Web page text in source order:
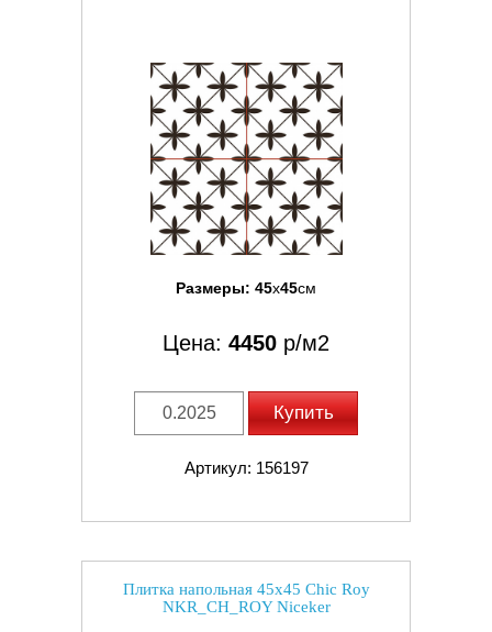
Размеры: 45x45см
Цена: 4450 р/м2
Купить
Артикул: 156197
Плитка напольная 45x45 Chic Roy
NKR_CH_ROY Niceker